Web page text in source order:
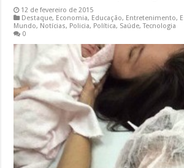
12 de fevereiro de 2015
Destaque, Economia, Educação, Entretenimento,
Mundo, Notícias, Policia, Política, Saúde,Tecnologia
0